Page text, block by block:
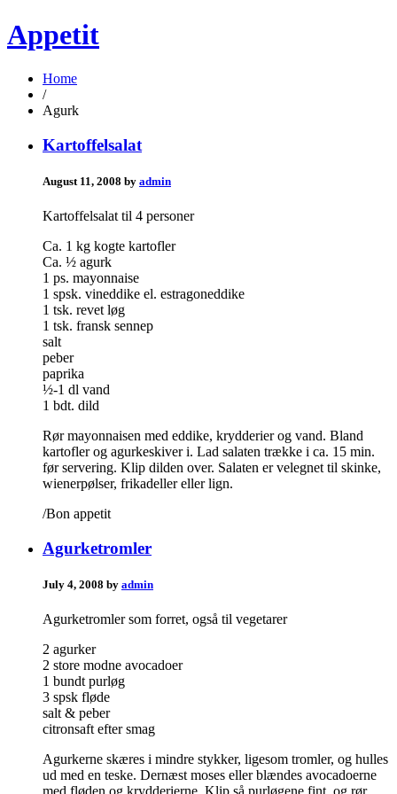
Appetit
Home
/
Agurk
Kartoffelsalat
August 11, 2008 by admin
Kartoffelsalat til 4 personer
Ca. 1 kg kogte kartofler
Ca. ½ agurk
1 ps. mayonnaise
1 spsk. vineddike el. estragoneddike
1 tsk. revet løg
1 tsk. fransk sennep
salt
peber
paprika
½-1 dl vand
1 bdt. dild
Rør mayonnaisen med eddike, krydderier og vand. Bland
kartofler og agurkeskiver i. Lad salaten trække i ca. 15 min.
før servering. Klip dilden over. Salaten er velegnet til skinke,
wienerpølser, frikadeller eller lign.
/Bon appetit
Agurketromler
July 4, 2008 by admin
Agurketromler som forret, også til vegetarer
2 agurker
2 store modne avocadoer
1 bundt purløg
3 spsk fløde
salt & peber
citronsaft efter smag
Agurkerne skæres i mindre stykker, ligesom tromler, og hulles
ud med en teske. Dernæst moses eller blændes avocadoerne
med fløden og krydderierne. Klip så purløgene fint, og rør